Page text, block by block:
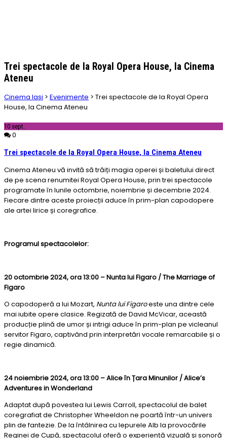
Trei spectacole de la Royal Opera House, la Cinema
Ateneu
Cinema Iași > Evenimente > Trei spectacole de la Royal Opera
House, la Cinema Ateneu
10 sept.
0
Trei spectacole de la Royal Opera House, la Cinema Ateneu
Cinema Ateneu vă invită să trăiți magia operei și baletului direct
de pe scena renumitei Royal Opera House, prin trei spectacole
programate în lunile octombrie, noiembrie și decembrie 2024.
Fiecare dintre aceste proiecții aduce în prim-plan capodopere
ale artei lirice și coregrafice.
Programul spectacolelor:
20 octombrie 2024, ora 13:00 – Nunta lui Figaro / The Marriage of
Figaro
O capodoperă a lui Mozart, Nunta lui Figaroeste una dintre cele
mai iubite opere clasice. Regizată de David McVicar, această
producție plină de umor și intrigi aduce în prim-plan pe vicleanul
servitor Figaro, captivând prin interpretări vocale remarcabile și o
regie dinamică.
24 noiembrie 2024, ora 13:00 – Alice în Țara Minunilor / Alice’s
Adventures in Wonderland
Adaptat după povestea lui Lewis Carroll, spectacolul de balet
coregrafiat de Christopher Wheeldon ne poartă într-un univers
plin de fantezie. De la întâlnirea cu Iepurele Alb la provocările
Reginei de Cupă, spectacolul oferă o experiență vizuală și sonoră